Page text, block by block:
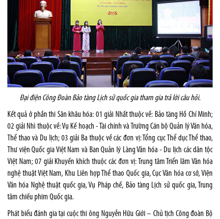
Đại điện Công Đoàn Bảo tàng Lịch sử quốc gia tham gia trả lời câu hỏi.
Kết quả ở phần thi Sân khâu hóa: 01 giải Nhất thuộc về: Bảo tàng Hồ Chí Minh;
02 giải Nhì thuộc về: Vụ Kế hoạch - Tài chính và Trường Cán bộ Quản lý Văn hóa,
Thể thao và Du lịch; 03 giải Ba thuộc về các đơn vị: Tổng cục Thể dục Thể thao,
Thư viện Quốc gia Việt Nam và Ban Quản lý Làng Văn hóa - Du lịch các dân tộc
Việt Nam; 07 giải Khuyến khích thuộc các đơn vị: Trung tâm Triển lãm Văn hóa
nghệ thuật Việt Nam, Khu Liên hợp Thể thao Quốc gia, Cục Văn hóa cơ sở, Viện
Văn hóa Nghệ thuật quốc gia, Vụ Pháp chế, Bảo tàng Lịch sử quốc gia, Trung
tâm chiếu phim Quốc gia.
Phát biểu đánh gia tại cuộc thi ông Nguyễn Hữu Giới – Chủ tịch Công đoàn Bộ